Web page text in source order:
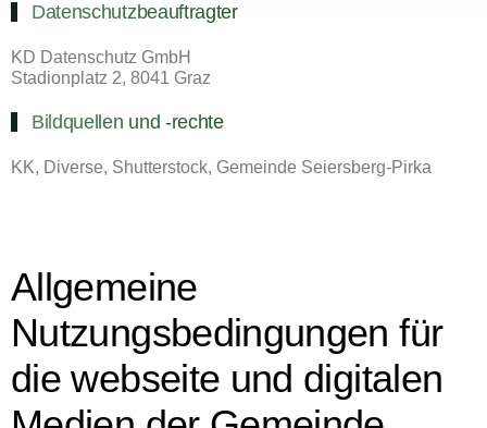
Datenschutzbeauftragter
KD Datenschutz GmbH
Stadionplatz 2, 8041 Graz
Bildquellen und -rechte
KK, Diverse, Shutterstock, Gemeinde Seiersberg-Pirka
Allgemeine
Nutzungsbedingungen für
die webseite und digitalen